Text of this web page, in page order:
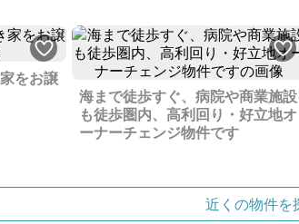
をお譲
海まで徒歩すぐ、病院や商業施設
も徒歩圏内、高利回り・好立地オ
ーナーチェンジ物件です
近くの物件を